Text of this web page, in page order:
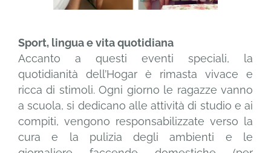
Sport, lingua e vita quotidiana
Accanto a questi eventi speciali, la
quotidianità dell’Hogar è rimasta vivace e
ricca di stimoli. Ogni giorno le ragazze vanno
a scuola, si dedicano alle attività di studio e ai
compiti, vengono responsabilizzate verso la
cura e la pulizia degli ambienti e le